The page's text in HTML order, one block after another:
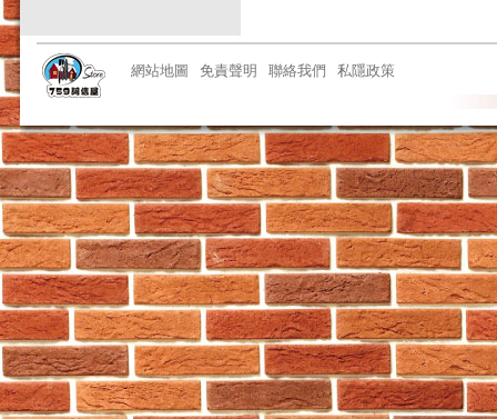
網站地圖 免責聲明 聯絡我們 私隱政策